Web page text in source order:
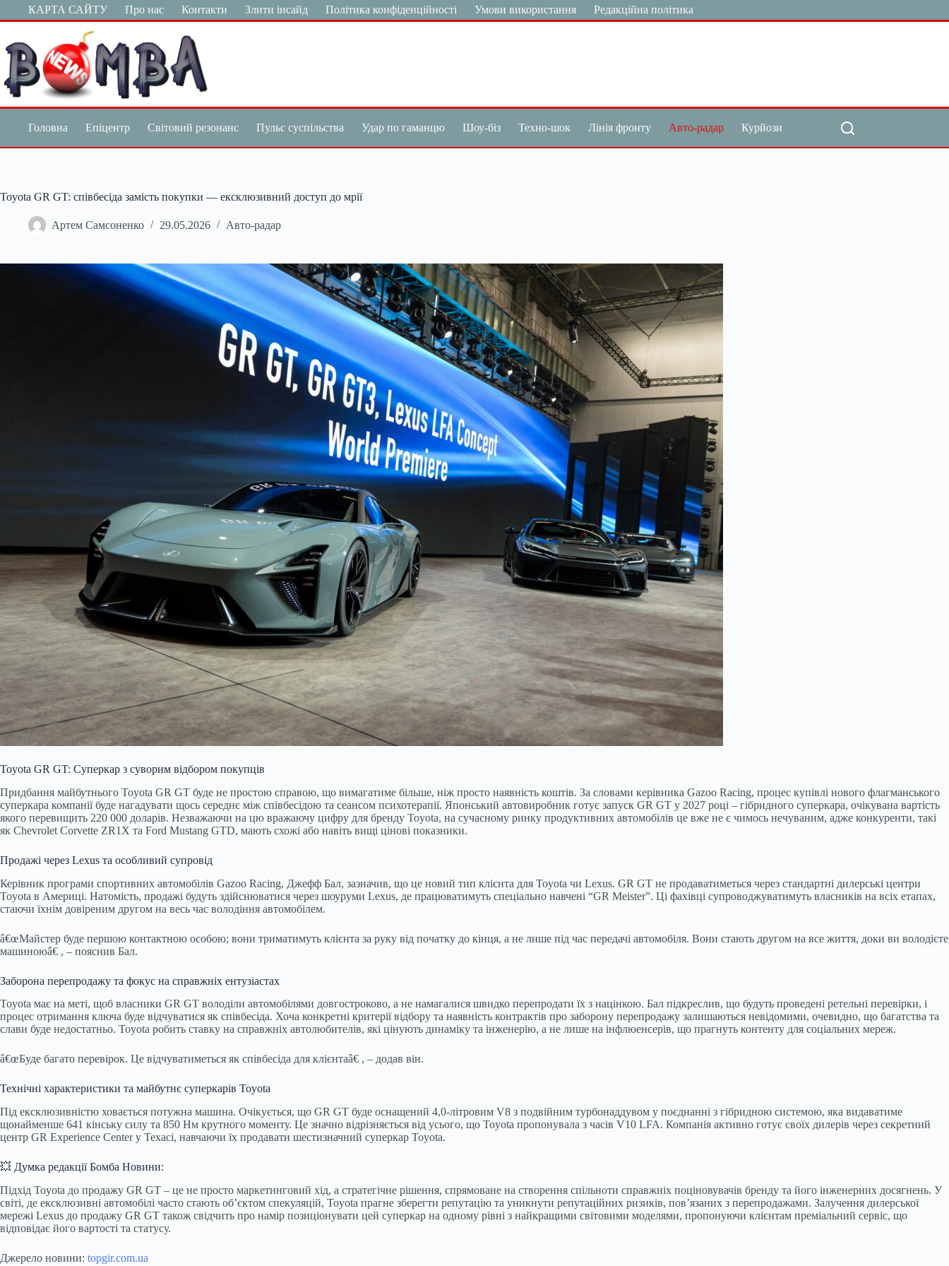
Перейти
до
КАРТА САЙТУ Про нас Контакти Злити інсайд Політика конфіденційності Умови використання Редакційна політика
Головна Епіцентр Світовий резонанс Пульс суспільства Удар по гаманцю Шоу-біз Техно-шок Лінія фронту Авто-радар Курйози
Toyota GR GT: співбесіда замість покупки — ексклюзивний доступ до мрії
Артем Самсоненко 29.05.2026 Авто-радар
Toyota GR GT: Суперкар з суворим відбором покупців
Придбання майбутнього Toyota GR GT буде не простою справою, що вимагатиме більше, ніж просто наявність коштів. За словами керівника Gazoo Racing, процес купівлі нового флагманського
суперкара компанії буде нагадувати щось середнє між співбесідою та сеансом психотерапії. Японський автовиробник готує запуск GR GT у 2027 році – гібридного суперкара, очікувана вартість
якого перевищить 220 000 доларів. Незважаючи на цю вражаючу цифру для бренду Toyota, на сучасному ринку продуктивних автомобілів це вже не є чимось нечуваним, адже конкуренти, такі
як Chevrolet Corvette ZR1X та Ford Mustang GTD, мають схожі або навіть вищі цінові показники.
Продажі через Lexus та особливий супровід
Керівник програми спортивних автомобілів Gazoo Racing, Джефф Бал, зазначив, що це новий тип клієнта для Toyota чи Lexus. GR GT не продаватиметься через стандартні дилерські центри
Toyota в Америці. Натомість, продажі будуть здійснюватися через шоуруми Lexus, де працюватимуть спеціально навчені “GR Meister”. Ці фахівці супроводжуватимуть власників на всіх етапах,
стаючи їхнім довіреним другом на весь час володіння автомобілем.
â€œМайстер буде першою контактною особою; вони триматимуть клієнта за руку від початку до кінця, а не лише під час передачі автомобіля. Вони стають другом на все життя, доки ви володієте
машиноюâ€ , – пояснив Бал.
Заборона перепродажу та фокус на справжніх ентузіастах
Toyota має на меті, щоб власники GR GT володіли автомобілями довгостроково, а не намагалися швидко перепродати їх з націнкою. Бал підкреслив, що будуть проведені ретельні перевірки, і
процес отримання ключа буде відчуватися як співбесіда. Хоча конкретні критерії відбору та наявність контрактів про заборону перепродажу залишаються невідомими, очевидно, що багатства та
слави буде недостатньо. Toyota робить ставку на справжніх автолюбителів, які цінують динаміку та інженерію, а не лише на інфлюенсерів, що прагнуть контенту для соціальних мереж.
â€œБуде багато перевірок. Це відчуватиметься як співбесіда для клієнтаâ€ , – додав він.
Технічні характеристики та майбутнє суперкарів Toyota
Під ексклюзивністю ховається потужна машина. Очікується, що GR GT буде оснащений 4,0-літровим V8 з подвійним турбонаддувом у поєднанні з гібридною системою, яка видаватиме
щонайменше 641 кінську силу та 850 Нм крутного моменту. Це значно відрізняється від усього, що Toyota пропонувала з часів V10 LFA. Компанія активно готує своїх дилерів через секретний
центр GR Experience Center у Техасі, навчаючи їх продавати шестизначний суперкар Toyota.
💥 Думка редакції Бомба Новини:
Підхід Toyota до продажу GR GT – це не просто маркетинговий хід, а стратегічне рішення, спрямоване на створення спільноти справжніх поціновувачів бренду та його інженерних досягнень. У
світі, де ексклюзивні автомобілі часто стають об’єктом спекуляцій, Toyota прагне зберегти репутацію та уникнути репутаційних ризиків, пов’язаних з перепродажами. Залучення дилерської
мережі Lexus до продажу GR GT також свідчить про намір позиціонувати цей суперкар на одному рівні з найкращими світовими моделями, пропонуючи клієнтам преміальний сервіс, що
відповідає його вартості та статусу.
Джерело новини: topgir.com.ua